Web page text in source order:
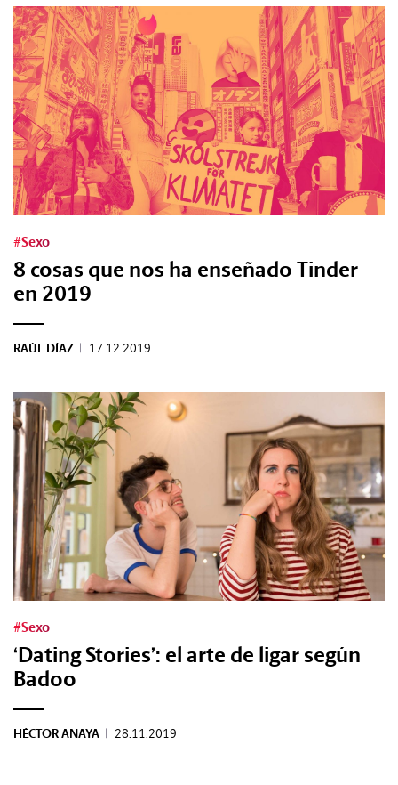
#Sexo
8 cosas que nos ha enseñado Tinder
en 2019
RAÚL DÍAZ | 17.12.2019
#Sexo
‘Dating Stories’: el arte de ligar según
Badoo
HÉCTOR ANAYA | 28.11.2019
#Rincones
REVISTAS: VIS-À-VISMINE